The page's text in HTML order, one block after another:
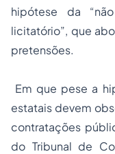
hipótese da
licitatório”, que
pretensões.
Em que pese a
estatais devem
contratações
do Tribunal de